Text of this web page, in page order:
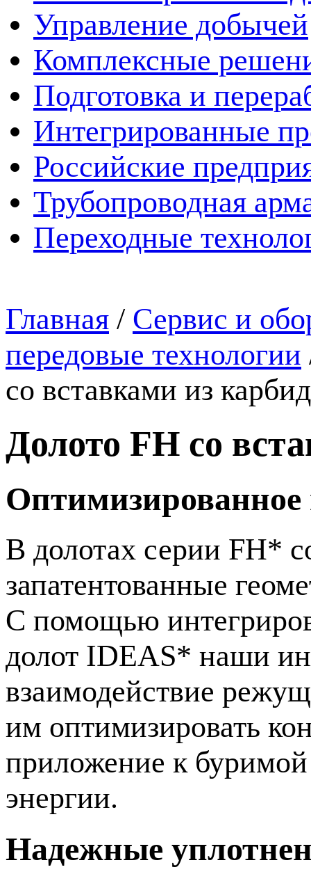
Управление добычей
Комплексные
Подготовка и
Интегрированные
Российские
Трубопроводная
Переходные
Главная / Сервис и
передовые технологии
со вставками из
Долото FH со
Оптимизированное
В долотах серии FH*
запатентованные
С помощью
долот IDEAS* наши
взаимодействие
им оптимизировать
приложение к
энергии.
Надежные